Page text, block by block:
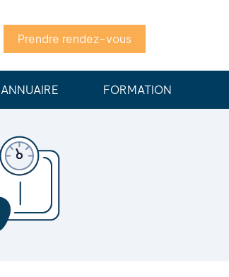
Prendre rendez-vous
ANNUAIRE FORMATION